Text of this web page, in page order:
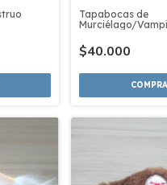
Tapabocas de
Murciélago/
$40.000